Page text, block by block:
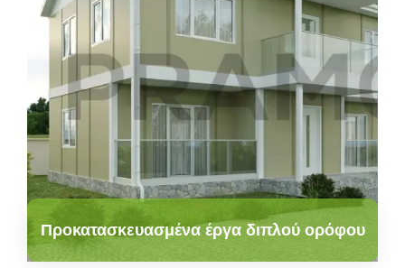
Προκατασκευασμένα έργα διπλού ορόφου